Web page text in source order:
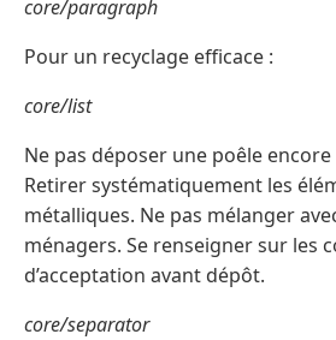
core/paragraph
Pour un recyclage efficace :
core/list
Ne pas déposer une poêle
Retirer systématiquement les
métalliques. Ne pas mélanger
ménagers. Se renseigner sur les
d’acceptation avant dépôt.
core/separator